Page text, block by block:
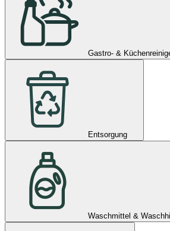
Gastro- &
Entsorgung
Waschmittel &